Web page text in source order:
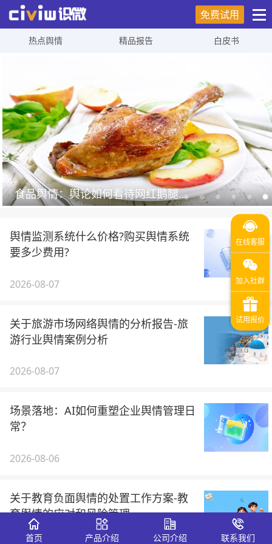
免费试用
热点舆情 精品报告 白皮书
食品舆情：舆论如何看待网红鹅腿阿姨卖鸭腿翻车事件
舆情监测系统什么价格?购买舆情系统
要多少费用?
2026-08-07
关于旅游市场网络舆情的分析报告-旅
游行业舆情案例分析
2026-08-07
场景落地：AI如何重塑企业舆情管理日
常？
2026-08-06
关于教育负面舆情的处置工作方案-教
育舆情的应对和风险管理
首页 产品介绍 公司介绍 联系我们